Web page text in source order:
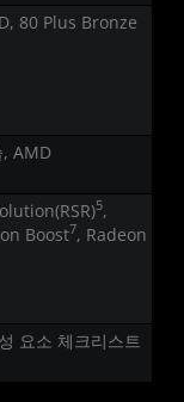
80 Plus Bronze
, AMD
5,
Boost7, Radeon
요소 체크리스트